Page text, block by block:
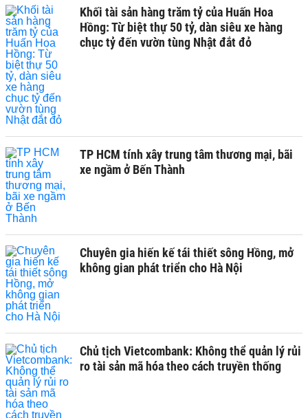
Khối tài sản hàng trăm tỷ của Huấn Hoa
Hồng: Từ biệt thự 50 tỷ, dàn siêu xe hàng
chục tỷ đến vườn tùng Nhật đắt đỏ
TP HCM tính xây trung tâm thương mại, bãi
xe ngầm ở Bến Thành
Chuyên gia hiến kế tái thiết sông Hồng, mở
không gian phát triển cho Hà Nội
Chủ tịch Vietcombank: Không thể quản lý rủi
ro tài sản mã hóa theo cách truyền thống